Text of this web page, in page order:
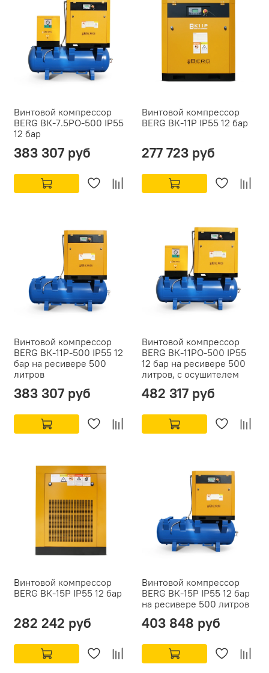
Винтовой компрессор
BERG ВК-7.5РО-500 IP55
12 бар
383 307 руб
Винтовой компрессор
BERG ВК-11Р IP55 12 бар
277 723 руб
Винтовой компрессор
BERG ВК-11Р-500 IP55 12
бар на ресивере 500
литров
383 307 руб
Винтовой компрессор
BERG ВК-11РО-500 IP55
12 бар на ресивере 500
литров, с осушителем
482 317 руб
Винтовой компрессор
BERG ВК-15Р IP55 12 бар
282 242 руб
Винтовой компрессор
BERG ВК-15Р IP55 12 бар
на ресивере 500 литров
403 848 руб